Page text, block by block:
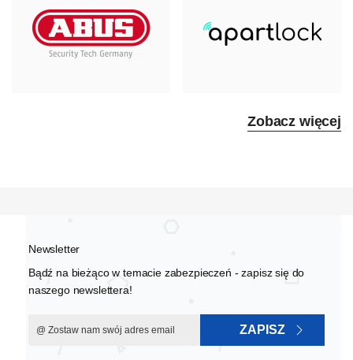
Zobacz więcej
Newsletter
Bądź na bieżąco w temacie zabezpieczeń - zapisz się do
naszego newslettera!
ZAPISZ